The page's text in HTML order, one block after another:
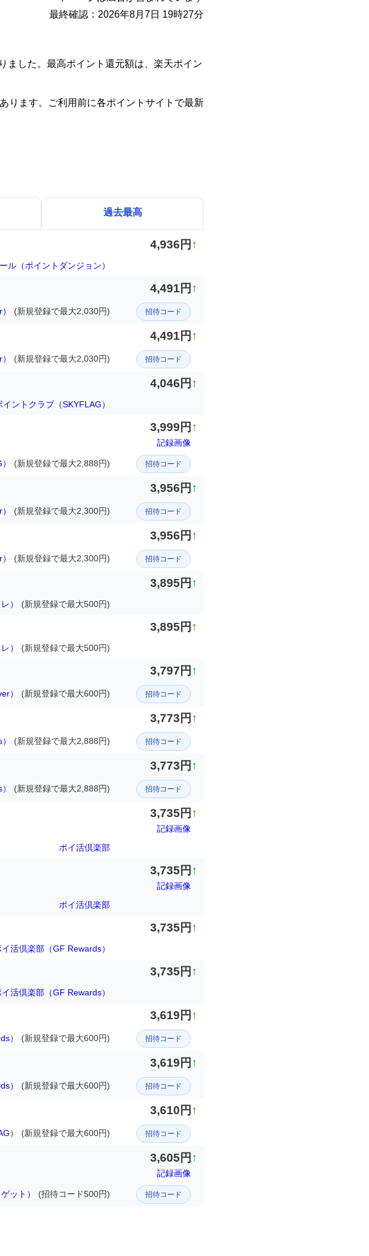
最終確認：2026年8月7日 19時27分
ました。最高ポイント還元額は、楽天ポイン
ります。ご利用前に各ポイントサイトで最新
過去最高
4,936円 ↑
ル（ポイントダンジョン）
4,491円 ↑
(新規登録で最大2,030円) 招待コード
4,491円 ↑
(新規登録で最大2,030円) 招待コード
4,046円 ↑
イントクラブ（SKYFLAG）
3,999円 ↑
記録画像
(新規登録で最大2,888円) 招待コード
3,956円 ↑
(新規登録で最大2,300円) 招待コード
3,956円 ↑
(新規登録で最大2,300円) 招待コード
3,895円 ↑
） (新規登録で最大500円)
3,895円 ↑
） (新規登録で最大500円)
3,797円 ↑
） (新規登録で最大600円) 招待コード
3,773円 ↑
(新規登録で最大2,888円) 招待コード
3,773円 ↑
(新規登録で最大2,888円) 招待コード
3,735円 ↑
記録画像
ポイ活倶楽部
3,735円 ↑
記録画像
ポイ活倶楽部
3,735円 ↑
イ活倶楽部（GF Rewards）
3,735円 ↑
イ活倶楽部（GF Rewards）
3,619円 ↑
） (新規登録で最大600円) 招待コード
3,619円 ↑
） (新規登録で最大600円) 招待コード
3,610円 ↑
） (新規登録で最大600円) 招待コード
3,605円 ↑
記録画像
ット） (招待コード500円) 招待コード